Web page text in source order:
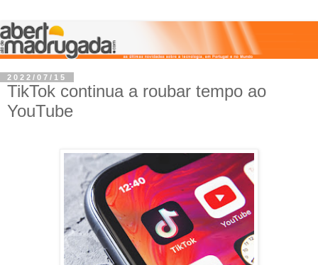
2022/07/15
TikTok continua a roubar tempo ao
YouTube